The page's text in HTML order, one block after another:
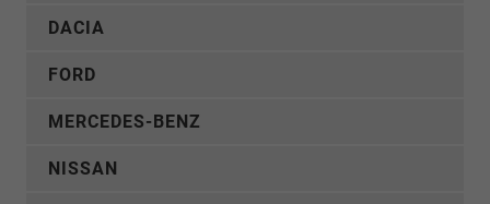
DACIA
FORD
MERCEDES-BENZ
NISSAN